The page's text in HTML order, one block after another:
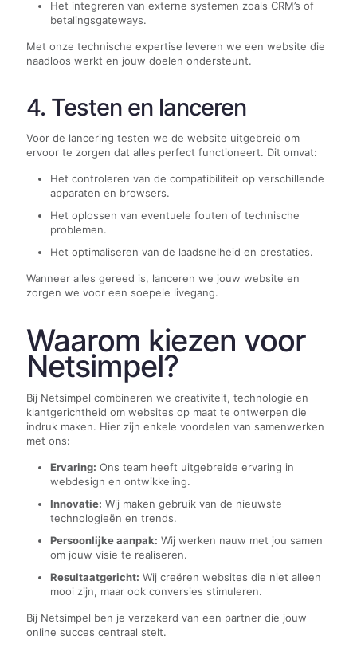
Het integreren van externe systemen zoals CRM’s of
betalingsgateways.
Met onze technische expertise leveren we een website die
naadloos werkt en jouw doelen ondersteunt.
4. Testen en lanceren
Voor de lancering testen we de website uitgebreid om
ervoor te zorgen dat alles perfect functioneert. Dit omvat:
Het controleren van de compatibiliteit op verschillende
apparaten en browsers.
Het oplossen van eventuele fouten of technische
problemen.
Het optimaliseren van de laadsnelheid en prestaties.
Wanneer alles gereed is, lanceren we jouw website en
zorgen we voor een soepele livegang.
Waarom kiezen voor
Netsimpel?
Bij Netsimpel combineren we creativiteit, technologie en
klantgerichtheid om websites op maat te ontwerpen die
indruk maken. Hier zijn enkele voordelen van samenwerken
met ons:
Ervaring: Ons team heeft uitgebreide ervaring in
webdesign en ontwikkeling.
Innovatie: Wij maken gebruik van de nieuwste
technologieën en trends.
Persoonlijke aanpak: Wij werken nauw met jou samen
om jouw visie te realiseren.
Resultaatgericht: Wij creëren websites die niet alleen
mooi zijn, maar ook conversies stimuleren.
Bij Netsimpel ben je verzekerd van een partner die jouw
online succes centraal stelt.